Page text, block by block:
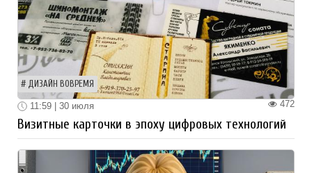
ДИЗАЙН ВОВРЕМЯ
472
11:59 | 30 июля
Визитные карточки в эпоху цифровых технологий